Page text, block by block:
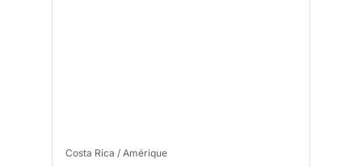
Costa Rica / Amérique